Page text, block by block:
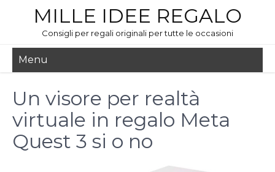
MILLE IDEE REGALO
Consigli per regali originali per tutte le occasioni
Menu
Un visore per realtà
virtuale in regalo Meta
Quest 3 si o no